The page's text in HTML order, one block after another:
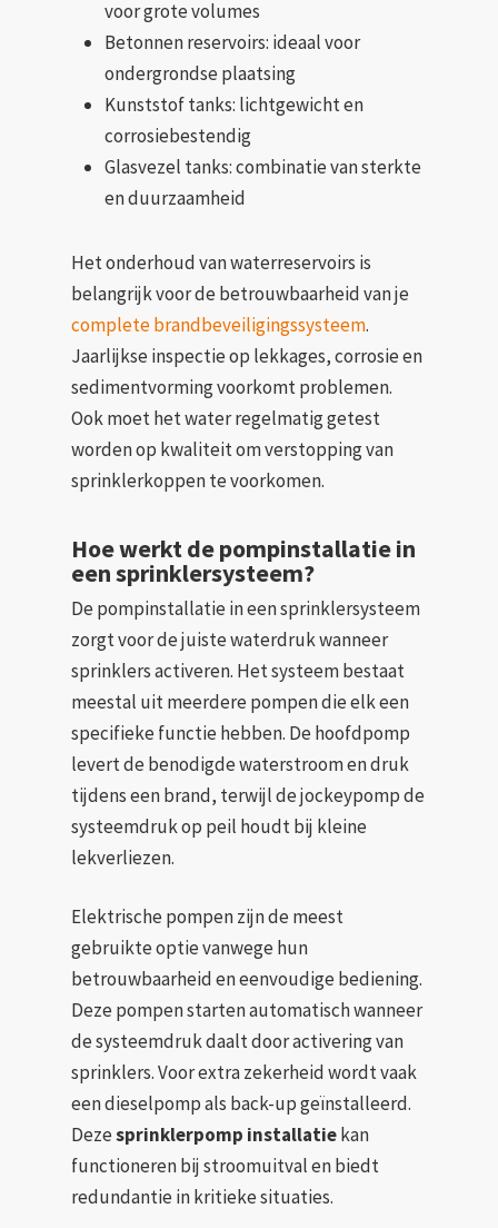
voor grote volumes
Betonnen reservoirs: ideaal voor
ondergrondse plaatsing
Kunststof tanks: lichtgewicht en
corrosiebestendig
Glasvezel tanks: combinatie van sterkte
en duurzaamheid
Het onderhoud van waterreservoirs is
belangrijk voor de betrouwbaarheid van je
complete brandbeveiligingssysteem.
Jaarlijkse inspectie op lekkages, corrosie en
sedimentvorming voorkomt problemen.
Ook moet het water regelmatig getest
worden op kwaliteit om verstopping van
sprinklerkoppen te voorkomen.
Hoe werkt de pompinstallatie in
een sprinklersysteem?
De pompinstallatie in een sprinklersysteem
zorgt voor de juiste waterdruk wanneer
sprinklers activeren. Het systeem bestaat
meestal uit meerdere pompen die elk een
specifieke functie hebben. De hoofdpomp
levert de benodigde waterstroom en druk
tijdens een brand, terwijl de jockeypomp de
systeemdruk op peil houdt bij kleine
lekverliezen.
Elektrische pompen zijn de meest
gebruikte optie vanwege hun
betrouwbaarheid en eenvoudige bediening.
Deze pompen starten automatisch wanneer
de systeemdruk daalt door activering van
sprinklers. Voor extra zekerheid wordt vaak
een dieselpomp als back-up geïnstalleerd.
Dezesprinklerpomp installatiekan
functioneren bij stroomuitval en biedt
redundantie in kritieke situaties.